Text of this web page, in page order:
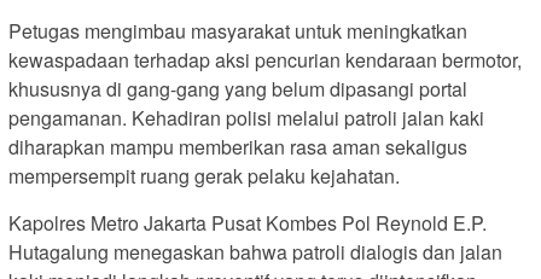
Petugas mengimbau masyarakat untuk meningkatkan
kewaspadaan terhadap aksi pencurian kendaraan bermotor,
khususnya di gang-gang yang belum dipasangi portal
pengamanan. Kehadiran polisi melalui patroli jalan kaki
diharapkan mampu memberikan rasa aman sekaligus
mempersempit ruang gerak pelaku kejahatan.
Kapolres Metro Jakarta Pusat Kombes Pol Reynold E.P.
Hutagalung menegaskan bahwa patroli dialogis dan jalan